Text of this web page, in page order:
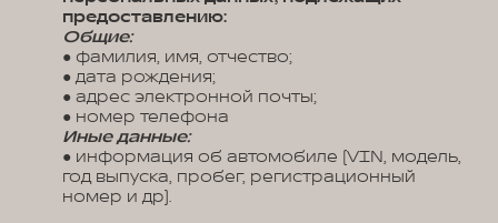
предоставлению:
Общие:
● фамилия, имя, отчество;
● дата рождения;
● адрес электронной почты;
● номер телефона
Иные данные:
● информация об автомобиле (VIN, модель,
год выпуска, пробег, регистрационный
номер и др).